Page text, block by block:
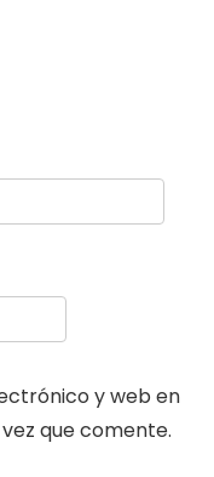
y web en
que comente.